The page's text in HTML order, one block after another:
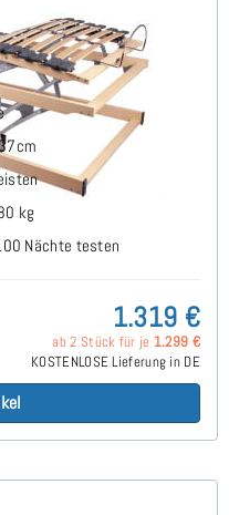
cm
kg
Nächte testen
1.319 €
ab 2 Stück für je 1.299 €
KOSTENLOSE Lieferung in DE